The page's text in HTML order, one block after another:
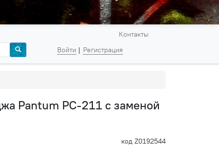
Контакты
Войти
Регистрация
Pantum PC-211 с заменой
код Z0192544